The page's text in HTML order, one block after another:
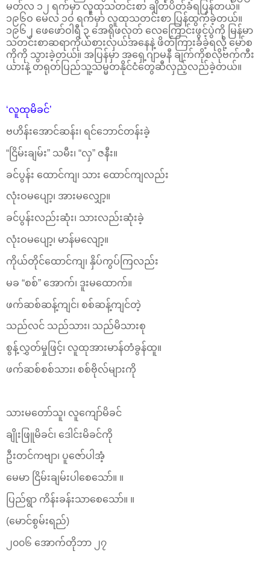
မတ်လ ၁၂ ရက်မှာ လူထုသတင်းစာ ချိတ်ပိတ်ခံရပြန်တယ်။
၁၉၆ဝ မေလ ၁ဝ ရက်မှာ လူထုသတင်းစာ ပြန်ထွက်ခဲ့တယ်။
၁၉၆၂ ဖေဖော်ဝါရီ ၃ အေရိုဖလုတ် လေကြောင်းဖွင့်ပွဲကို မြန်မာ
သတင်းစာဆရာကိုယ်စားလှယ်အနေနဲ့ ဖိတ်ကြားခံခဲ့ရလို့ မော်စ
ကိုကို သွားခဲ့တယ်။ အပြန်မှာ အရှေ့ဂျာမနီ ချက်ကိုစလိုဗက်ကီး
ယားနဲ့ တရုတ်ပြည်သူ့သမ္မတနိုင်ငံတွေဆီလှည့်လည်ခဲ့တယ်။
‘လူထုမိခင်’
ဗဟိန်းအောင်ဆန်း၊ ရင်ဘောင်တန်းခဲ့
“ငြိမ်းချမ်း” သမီး၊ “လှ” ဇနီး။
ခင်ပွန်း ထောင်ကျ၊ သား ထောင်ကျလည်း
လုံးဝမပျော့၊ အားမလျှော့။
ခင်ပွန်းလည်းဆုံး၊ သားလည်းဆုံးခဲ့
လုံးဝမပျော့၊ မာန်မလျော့။
ကိုယ်တိုင်ထောင်ကျ၊ နှိပ်ကွပ်ကြလည်း
မခ “စစ်” အောက်၊ ဒူးမထောက်။
ဖက်ဆစ်ဆန့်ကျင်၊ စစ်ဆန့်ကျင်တဲ့
သည်လင် သည်သား၊ သည်မိသားစု
စွန့်လွှတ်မှုဖြင့်၊ လူထုအားမာန်တံခွန်ထူ။
ဖက်ဆစ်စစ်သား၊ စစ်ဗိုလ်များကို
သားမတော်သူ၊ လူကျော်မိခင်
ချိုးဖြူမိခင်၊ ဒေါင်းမိခင်ကို
ဦးတင်ကဗျာ၊ ပူဇော်ပါအံ့
မေမာ ငြိမ်းချမ်းပါစေသော်။ ။
ပြည်ရွာ ကိန်းခန်းသာစေသော်။ ။
(မောင်စွမ်းရည်)
၂၀၀၆ အောက်တိုဘာ ၂၇